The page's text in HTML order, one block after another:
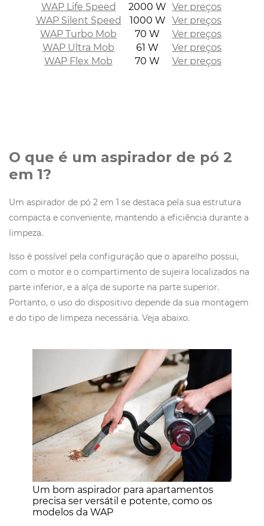
WAP Life Speed
2000 W Ver preços
WAP Silent Speed
1000 W
Ver preços
WAP Turbo Mob
70 W
Ver preços
WAP Ultra Mob
61 W
Ver preços
WAP Flex Mob
70 W Ver preços
O que é um aspirador de pó 2
em 1?
Um aspirador de pó 2 em 1 se destaca pela sua estrutura
compacta e conveniente, mantendo a eficiência durante a
limpeza.
Isso é possível pela configuração que o aparelho possui,
com o motor e o compartimento de sujeira localizados na
parte inferior, e a alça de suporte na parte superior.
Portanto, o uso do dispositivo depende da sua montagem
e do tipo de limpeza necessária. Veja abaixo.
Um bom aspirador para apartamentos
precisa ser versátil e potente, como os
modelos da WAP